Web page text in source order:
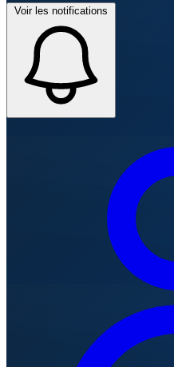
Voir les notifications